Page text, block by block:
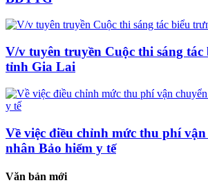
V/v tuyên truyền Cuộc thi sáng
tỉnh Gia Lai
Về việc điều chỉnh mức thu phí
nhân Bảo hiểm y tế
Văn bản mới